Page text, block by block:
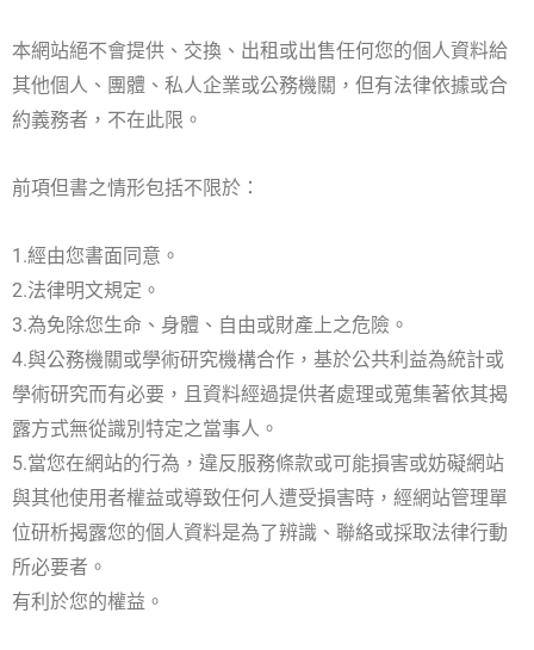
本網站絕不會提供、交換、出租或出售任何您的個人資料給
其他個人、團體、私人企業或公務機關，但有法律依據或合
約義務者，不在此限。
前項但書之情形包括不限於：
1.經由您書面同意。
2.法律明文規定。
3.為免除您生命、身體、自由或財產上之危險。
4.與公務機關或學術研究機構合作，基於公共利益為統計或
學術研究而有必要，且資料經過提供者處理或蒐集著依其揭
露方式無從識別特定之當事人。
5.當您在網站的行為，違反服務條款或可能損害或妨礙網站
與其他使用者權益或導致任何人遭受損害時，經網站管理單
位研析揭露您的個人資料是為了辨識、聯絡或採取法律行動
所必要者。
有利於您的權益。